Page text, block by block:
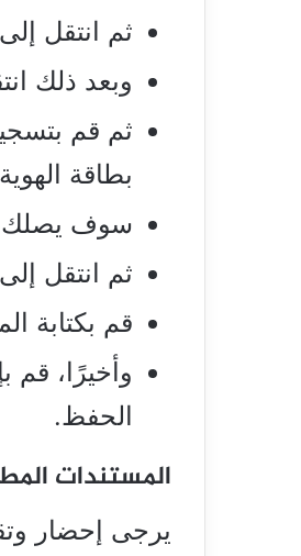
ثم انتقل
وبعد ذلك
ثم قم
بطاقة
سوف يصلك
ثم انتقل
قم بكتابة
وأخيرًا، قم
الحفظ.
المستندات
يرجى إحضار